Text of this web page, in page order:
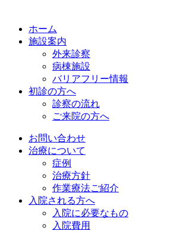
ホーム
施設案内
外来診察
病棟施設
バリアフリー情報
初診の方へ
診察の流れ
ご来院の方へ
お問い合わせ
治療について
症例
治療方針
作業療法ご紹介
入院される方へ
入院に必要なもの
入院費用